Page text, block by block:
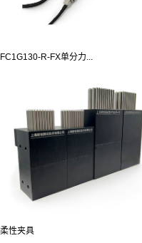
FC1G130-R-FX单分力...
柔性夹具